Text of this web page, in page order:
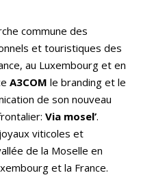
commune des
et touristiques des
au Luxembourg et en
A3COM le branding et le
de son nouveau
Via mosel’.
viticoles et
de la Moselle en
et la France.